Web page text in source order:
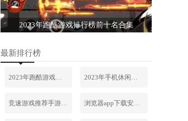
2023年跑酷游戏排行榜前十名合集
最新排行榜
2023年跑酷游戏排行榜前十名合集 2023年手机休闲游戏排行榜前十名
竞速游戏推荐手游排行榜最新2023 浏览器app下载安装免费官网